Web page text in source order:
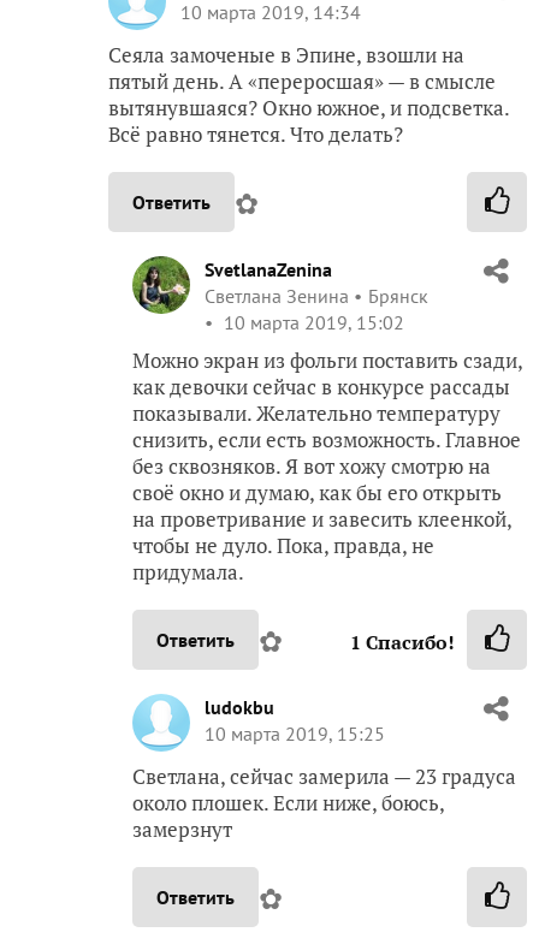
10 марта 2019, 14:34
Сеяла замоченые в Эпине, взошли на
пятый день. А «переросшая» — в смысле
вытянувшаяся? Окно южное, и подсветка.
Всё равно тянется. Что делать?
Ответить ✿
SvetlanaZenina
Светлана Зенина
Брянск
10 марта 2019, 15:02
Можно экран из фольги поставить сзади,
как девочки сейчас в конкурсе рассады
показывали. Желательно температуру
снизить, если есть возможность. Главное
без сквозняков. Я вот хожу смотрю на
своё окно и думаю, как бы его открыть
на проветривание и завесить клеенкой,
чтобы не дуло. Пока, правда, не
придумала.
Ответить ✿ 1 Спасибо!
ludokbu
10 марта 2019, 15:25
Светлана, сейчас замерила — 23 градуса
около плошек. Если ниже, боюсь,
замерзнут
Ответить ✿